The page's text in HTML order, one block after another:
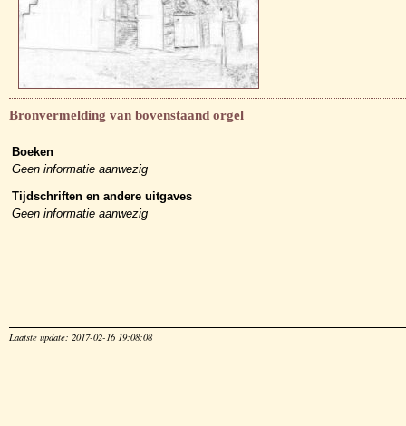
Bronvermelding van bovenstaand orgel
Boeken
Geen informatie aanwezig
Tijdschriften en andere uitgaves
Geen informatie aanwezig
Laatste update: 2017-02-16 19:08:08